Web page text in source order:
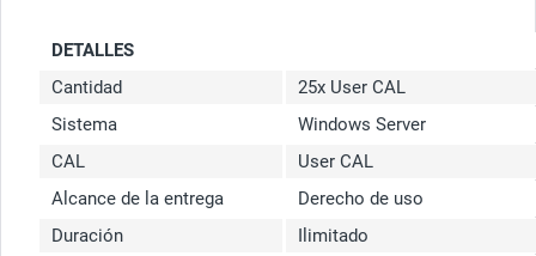
DETALLES
Cantidad
25x User CAL
Sistema
Windows Server
CAL
User CAL
Alcance de la entrega
Derecho de uso
Duración
Ilimitado